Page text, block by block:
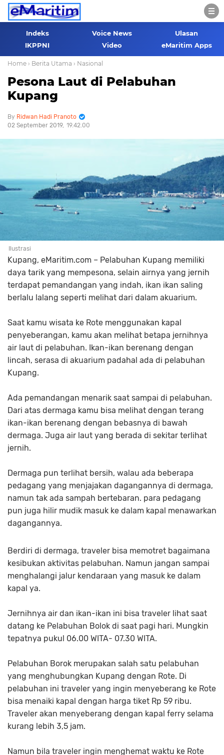
Indeks Voice News
Ulasan
IKPPNI
Video eMaritim Apps
Home › Berita Utama › Nasional
Pesona Laut di Pelabuhan
Kupang
Ridwan Hadi Pranoto
02 September 2019 19.42.00
Ilustrasi
Kupang, eMaritim.com – Pelabuhan Kupang memiliki
daya tarik yang mempesona, selain airnya yang jernih
terdapat pemandangan yang indah, ikan ikan saling
berlalu lalang seperti melihat dari dalam akuarium.
Saat kamu wisata ke Rote menggunakan kapal
penyeberangan, kamu akan melihat betapa jernihnya
air laut di pelabuhan. Ikan-ikan berenang dengan
lincah, serasa di akuarium padahal ada di pelabuhan
Kupang.
Ada pemandangan menarik saat sampai di pelabuhan.
Dari atas dermaga kamu bisa melihat dengan terang
ikan-ikan berenang dengan bebasnya di bawah
dermaga. Juga air laut yang berada di sekitar terlihat
jernih.
Dermaga pun terlihat bersih, walau ada beberapa
pedagang yang menjajakan dagangannya di dermaga,
namun tak ada sampah bertebaran. para pedagang
pun juga hilir mudik masuk ke dalam kapal menawarkan
dagangannya.
Berdiri di dermaga, traveler bisa memotret bagaimana
kesibukan aktivitas pelabuhan. Namun jangan sampai
menghalangi jalur kendaraan yang masuk ke dalam
kapal ya.
Jernihnya air dan ikan-ikan ini bisa traveler lihat saat
datang ke Pelabuhan Bolok di saat pagi hari. Mungkin
tepatnya pukul 06.00 WITA- 07.30 WITA.
Pelabuhan Borok merupakan salah satu pelabuhan
yang menghubungkan Kupang dengan Rote. Di
pelabuhan ini traveler yang ingin menyeberang ke Rote
bisa menaiki kapal dengan harga tiket Rp 59 ribu.
Traveler akan menyeberang dengan kapal ferry selama
kurang lebih 3,5 jam.
Namun bila traveler ingin menghemat waktu ke Rote